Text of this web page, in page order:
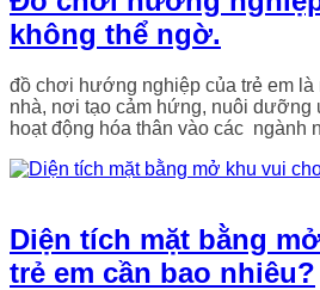
không thể ngờ.
đồ chơi hướng nghiệp của trẻ em là
nhà, nơi tạo cảm hứng, nuôi dưỡng
hoạt động hóa thân vào các ngành
Diện tích mặt bằng
trẻ em cần bao nhiêu?